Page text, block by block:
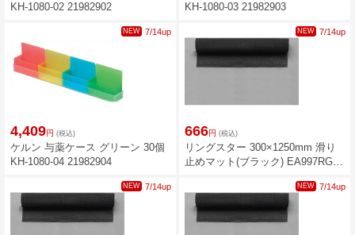
KH-1080-02 21982902
KH-1080-03 21982903
NEW 7/14up
4,409円 (税込)
ケルン 与薬ケース グリーン 30個
KH-1080-04 21982904
NEW 7/14up
666円 (税込)
リングスター 300×1250mm 滑り
止めマット(ブラック) EA997RG-
NEW 7/14up NEW 7/14up